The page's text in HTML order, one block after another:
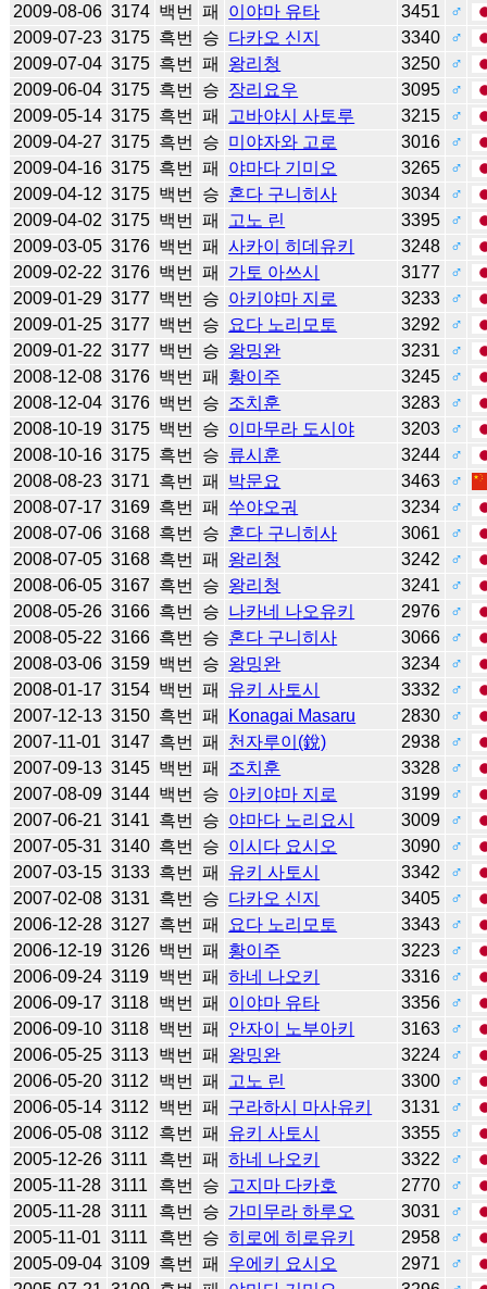
2009-08-06 3174 백번 패 이야마 유타 3451
♂
2009-07-23 3175 흑번 승 다카오 신지 3340
♂
2009-07-04 3175 흑번 패 왕리청 3250
♂
2009-06-04 3175 흑번 승 장리요우 3095
♂
2009-05-14 3175 흑번 패 고바야시 사토루 3215
♂
2009-04-27 3175 흑번 승 미야자와 고로 3016
♂
2009-04-16 3175 흑번 패 야마다 기미오 3265
♂
2009-04-12 3175 백번 승 혼다 구니히사 3034
♂
2009-04-02 3175 백번 패 고노 린 3395
♂
2009-03-05 3176 백번 패 사카이 히데유키 3248
♂
2009-02-22 3176 백번 패 가토 아쓰시 3177
♂
2009-01-29 3177 백번 승 아키야마 지로 3233
♂
2009-01-25 3177 백번 승 요다 노리모토 3292
♂
2009-01-22 3177 백번 승 왕밍완 3231
♂
2008-12-08 3176 백번 패 황이주 3245
♂
2008-12-04 3176 백번 승 조치훈 3283
♂
2008-10-19 3175 백번 승 이마무라 도시야 3203
♂
2008-10-16 3175 흑번 승 류시훈 3244
♂
2008-08-23 3171 흑번 패 박문요 3463
♂
2008-07-17 3169 흑번 패 쑤야오궈 3234
♂
2008-07-06 3168 흑번 승 혼다 구니히사 3061
♂
2008-07-05 3168 흑번 패 왕리청 3242
♂
2008-06-05 3167 흑번 승 왕리청 3241
♂
2008-05-26 3166 흑번 승 나카네 나오유키 2976
♂
2008-05-22 3166 흑번 승 혼다 구니히사 3066
♂
2008-03-06 3159 백번 승 왕밍완 3234
♂
2008-01-17 3154 백번 패 유키 사토시 3332
♂
2007-12-13 3150 흑번 패 Konagai Masaru 2830
♂
2007-11-01 3147 흑번 패 천자루이(銳) 2938
♂
2007-09-13 3145 백번 패 조치훈 3328
♂
2007-08-09 3144 백번 승 아키야마 지로 3199
♂
2007-06-21 3141 흑번 승 야마다 노리요시 3009
♂
2007-05-31 3140 흑번 승 이시다 요시오 3090
♂
2007-03-15 3133 흑번 패 유키 사토시 3342
♂
2007-02-08 3131 흑번 승 다카오 신지 3405
♂
2006-12-28 3127 흑번 패 요다 노리모토 3343
♂
2006-12-19 3126 백번 패 황이주 3223
♂
2006-09-24 3119 백번 패 하네 나오키 3316
♂
2006-09-17 3118 백번 패 이야마 유타 3356
♂
2006-09-10 3118 백번 패 안자이 노부아키 3163
♂
2006-05-25 3113 백번 패 왕밍완 3224
♂
2006-05-20 3112 백번 패 고노 린 3300
♂
2006-05-14 3112 백번 패 구라하시 마사유키 3131
♂
2006-05-08 3112 흑번 패 유키 사토시 3355
♂
2005-12-26 3111 흑번 패 하네 나오키 3322
♂
2005-11-28 3111 흑번 승 고지마 다카호 2770
♂
2005-11-28 3111 흑번 승 가미무라 하루오 3031
♂
2005-11-01 3111 흑번 승 히로에 히로유키 2958
♂
2005-09-04 3109 흑번 패 우에키 요시오 2971
♂